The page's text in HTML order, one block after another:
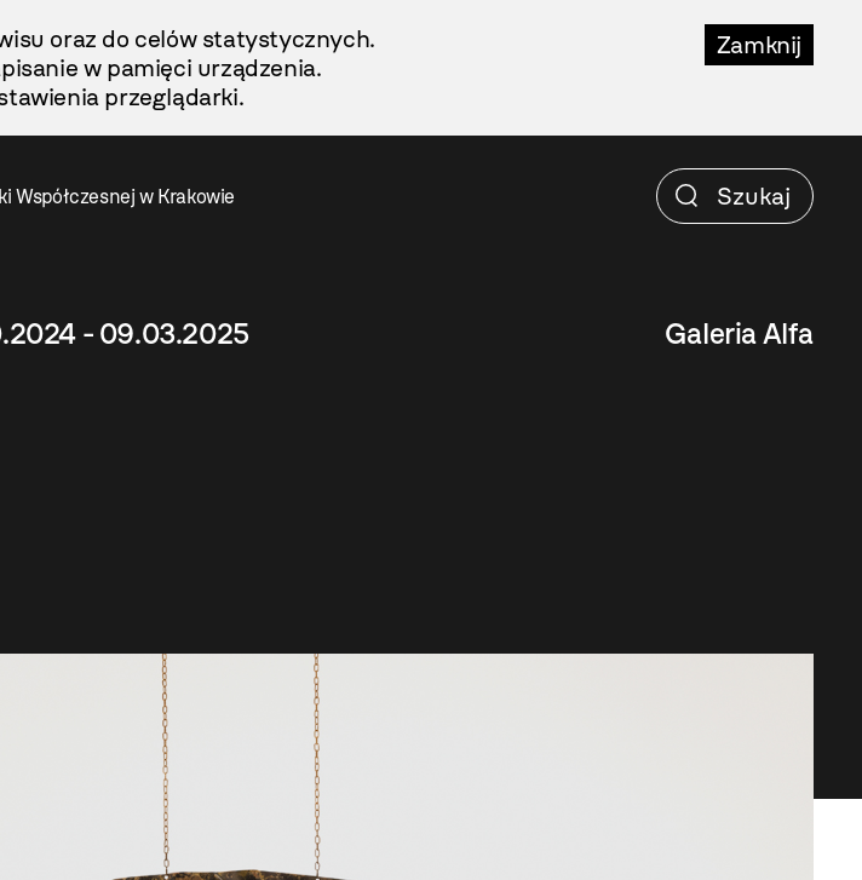
Zamknij
oraz do celów statystycznych.
w pamięci urządzenia.
przeglądarki.
Współczesnej w Krakowie
- 09.03.2025 Galeria Alfa